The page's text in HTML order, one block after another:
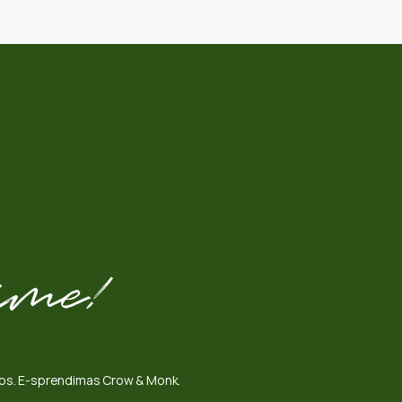
E-sprendimas Crow & Monk.